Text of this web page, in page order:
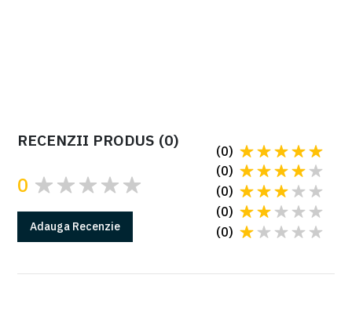
RECENZII PRODUS (0)
0
Adauga Recenzie (0)
(0)
(0)
(0)
(0)